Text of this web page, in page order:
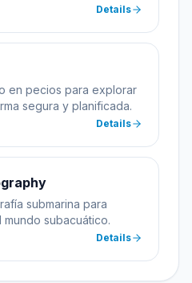
Details
en pecios para explorar
segura y planificada.
Details
submarina para
subacuático.
Details